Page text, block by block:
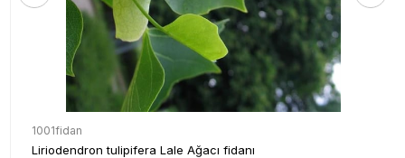
1001fidan
Liriodendron tulipifera Lale Ağacı fidanı